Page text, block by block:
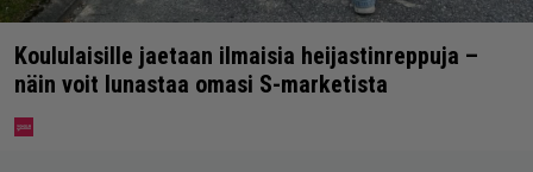
Koululaisille jaetaan ilmaisia heijastinreppuja –
näin voit lunastaa omasi S-marketista